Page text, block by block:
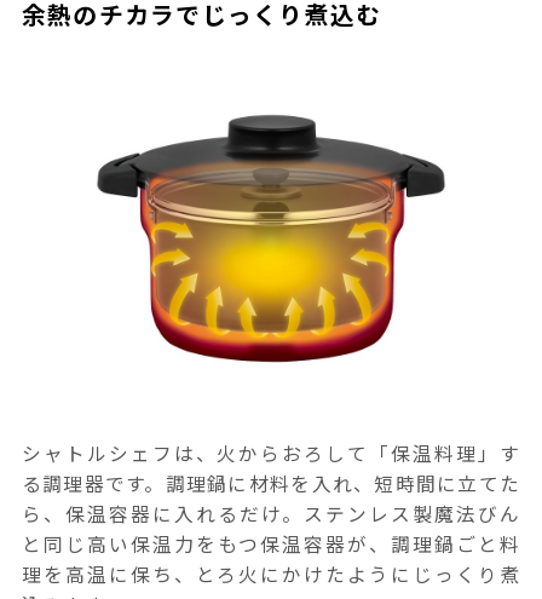
余熱のチカラでじっくり煮込む
シャトルシェフは、火からおろして「保温料理」す
る調理器です。調理鍋に材料を入れ、短時間に立てた
ら、保温容器に入れるだけ。ステンレス製魔法びん
と同じ高い保温力をもつ保温容器が、調理鍋ごと料
理を高温に保ち、とろ火にかけたようにじっくり煮